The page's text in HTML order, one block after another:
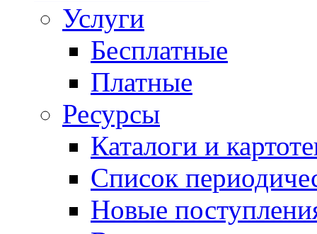
Услуги
Бесплатные
Платные
Ресурсы
Каталоги и
Список
Новые